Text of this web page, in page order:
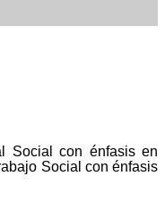
Social con énfasis en
Social con énfasis